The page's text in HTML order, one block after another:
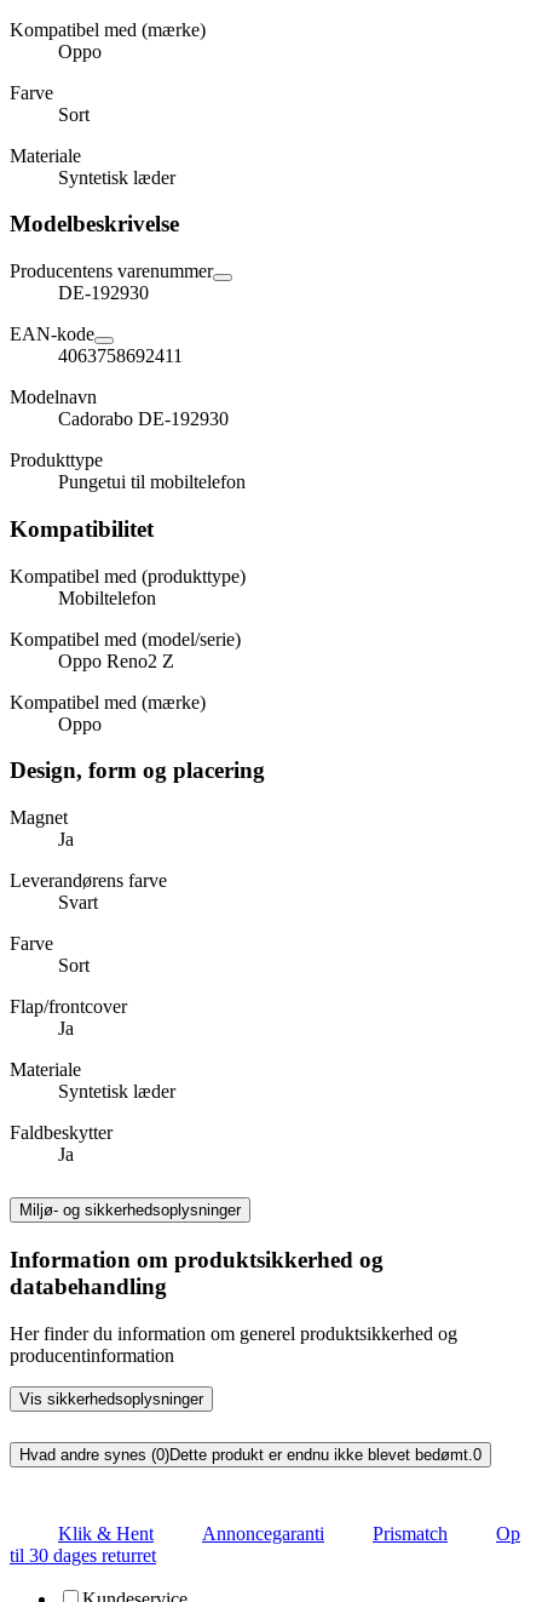
Kompatibel med (mærke)
Oppo
Farve
Sort
Materiale
Syntetisk læder
Modelbeskrivelse
Producentens varenummer
DE-192930
EAN-kode
4063758692411
Modelnavn
Cadorabo DE-192930
Produkttype
Pungetui til mobiltelefon
Kompatibilitet
Kompatibel med (produkttype)
Mobiltelefon
Kompatibel med (model/serie)
Oppo Reno2 Z
Kompatibel med (mærke)
Oppo
Design, form og placering
Magnet
Ja
Leverandørens farve
Svart
Farve
Sort
Flap/frontcover
Ja
Materiale
Syntetisk læder
Faldbeskytter
Ja
Miljø- og sikkerhedsoplysninger
Information om produktsikkerhed og
databehandling
Her finder du information om generel produktsikkerhed og
producentinformation
Vis sikkerhedsoplysninger
Hvad andre synes (0)Dette produkt er endnu ikke blevet bedømt.0
Klik & Hent Annoncegaranti Prismatch
Op
til 30 dages returret